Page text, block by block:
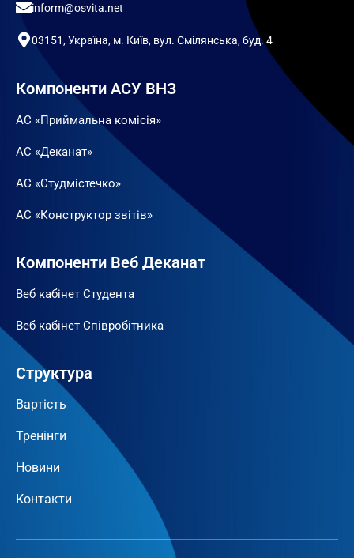
inform@osvita.net
03151, Україна, м. Київ, вул. Смілянська, буд. 4
Компоненти АСУ ВНЗ
АС «Приймальна комісія»
АС «Деканат»
АС «Студмістечко»
АС «Конструктор звітів»
Компоненти Веб Деканат
Веб кабінет Студента
Веб кабінет Співробітника
Структура
Вартість
Тренінги
Новини
Контакти